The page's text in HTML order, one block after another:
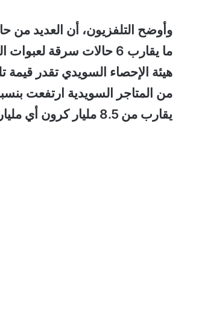
وأوضح التلفزيون، أن العديد
هيئة الإحصاء السويدي تقدر
يقارب من 8.5 مليار كرون أي مليار دولار سنويًا.